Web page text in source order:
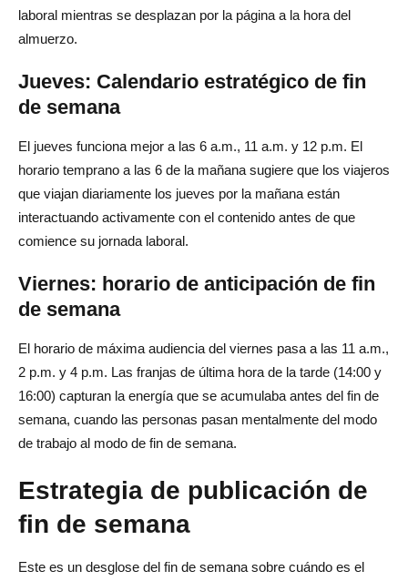
laboral mientras se desplazan por la página a la hora del
almuerzo.
Jueves: Calendario estratégico de fin
de semana
El jueves funciona mejor a las 6 a.m., 11 a.m. y 12 p.m. El
horario temprano a las 6 de la mañana sugiere que los viajeros
que viajan diariamente los jueves por la mañana están
interactuando activamente con el contenido antes de que
comience su jornada laboral.
Viernes: horario de anticipación de fin
de semana
El horario de máxima audiencia del viernes pasa a las 11 a.m.,
2 p.m. y 4 p.m. Las franjas de última hora de la tarde (14:00 y
16:00) capturan la energía que se acumulaba antes del fin de
semana, cuando las personas pasan mentalmente del modo
de trabajo al modo de fin de semana.
Estrategia de publicación de
fin de semana
Este es un desglose del fin de semana sobre cuándo es el